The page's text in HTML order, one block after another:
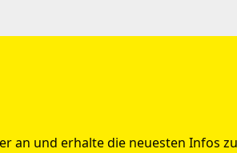
an und erhalte die neuesten Infos